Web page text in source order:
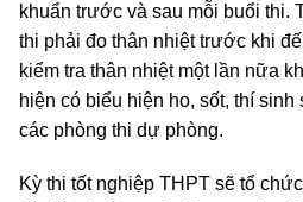
khuẩn trước và sau mỗi buổi thi.
thi phải đo thân nhiệt trước khi
kiểm tra thân nhiệt một lần nữa
hiện có biểu hiện ho, sốt, thí
các phòng thi dự phòng.
Kỳ thi tốt nghiệp THPT sẽ tổ